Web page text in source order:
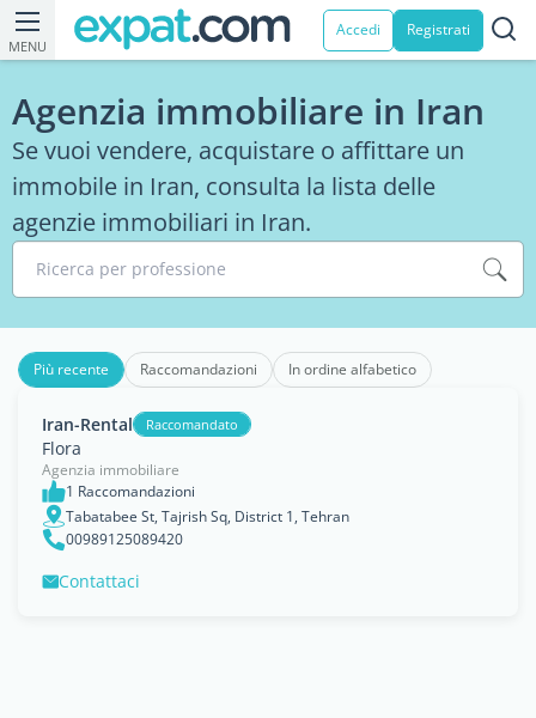
MENU
Accedi Registrati
Agenzia immobiliare in Iran
Se vuoi vendere, acquistare o affittare un
immobile in Iran, consulta la lista delle
agenzie immobiliari in Iran.
Ricerca per professione
Più recente Raccomandazioni In ordine alfabetico
Iran-Rental Raccomandato
Flora
Agenzia immobiliare
1 Raccomandazioni
Tabatabee St, Tajrish Sq, District 1, Tehran
00989125089420
Contattaci